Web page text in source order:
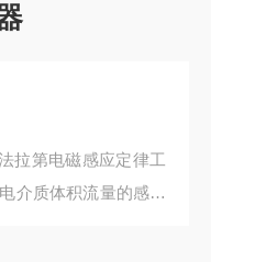
拉第电磁感应定律工
介质体积流量的感应